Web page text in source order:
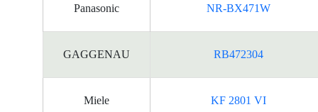
Panasonic NR-BX471W
GAGGENAU RB472304
Miele KF 2801 VI